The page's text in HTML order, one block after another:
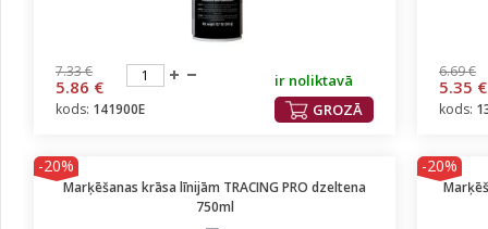
7.33 €
5.86 €
ir noliktavā
GROZĀ
kods: 141900E
6.69 €
5.35 €
kods:
-20%
Marķēšanas krāsa līnijām TRACING PRO dzeltena
750ml
-20%